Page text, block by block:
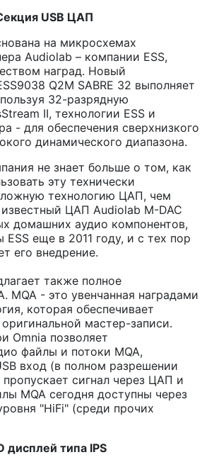
USB ЦАП
на микросхемах
Audiolab – компании ESS,
наград. Новый
Q2M SABRE 32 выполняет
32-разрядную
II, технологии ESS и
- для обеспечения сверхнизкого
динамического диапазона.
не знает больше о том, как
эту технически
технологию ЦАП, чем
ЦАП Audiolab M-DAC
домашних аудио компонентов,
еще в 2011 году, и с тех пор
его внедрение.
также полное
MQA - это увенчанная наградами
которая обеспечивает
мастер-записи.
Omnia позволяет
файлы и потоки MQA,
вход (в полном разрешении
сигнал через ЦАП и
MQA сегодня доступны через
"HiFi" (среди прочих
дисплей типа IPS